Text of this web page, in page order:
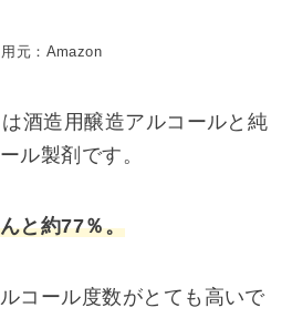
用元：Amazon
は酒造用醸造アルコールと純
ル製剤です。
と約77％。
コール度数がとても高いで